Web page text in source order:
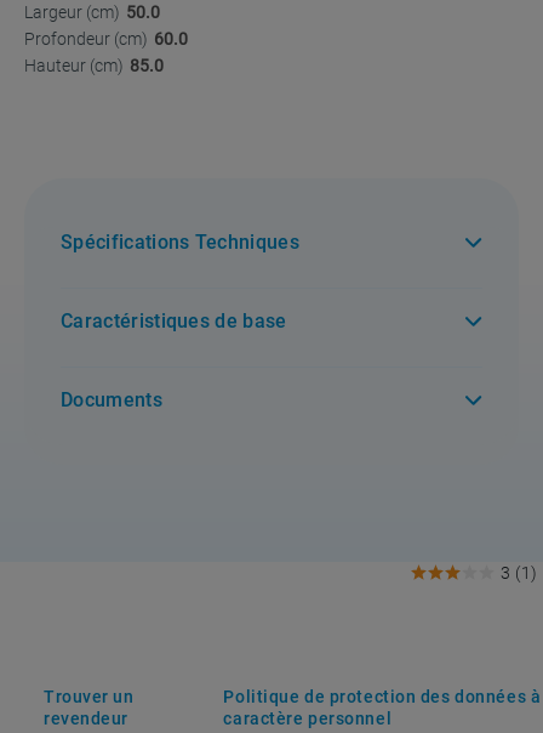
Largeur (cm) 50.0
Profondeur (cm) 60.0
Hauteur (cm) 85.0
Spécifications Techniques
Caractéristiques de base
Documents
3 (1)
Trouver un
revendeur
Politique de protection des données à
caractère personnel